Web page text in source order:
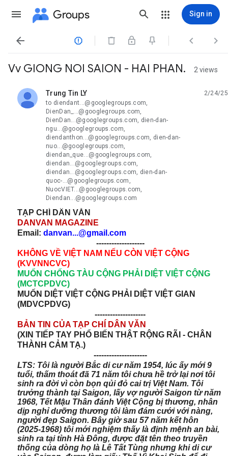
Groups Sign in
   
Vv GIONG NOI SAION - HAI PHAN. 2 views
Trung Tin LY
unread,
2/24/25
to diendant...@googlegroups.com,
DienDan_...@googlegroups.com,
DienDan...@googlegroups.com, dien-dan-
ngu...@googlegroups.com,
diendanthon...@googlegroups.com, dien-dan-
nuo...@googlegroups.com,
diendan_que...@googlegroups.com,
diendan...@googlegroups.com,
diendan...@googlegroups.com, dien-dan-
quoc-...@googlegroups.com,
NuocVIET...@googlegroups.com,
Diendan...@googlegroups.com
TẠP CHÍ DÂN VĂN
DANVAN MAGAZINE
Email: danvan...@gmail.com
-------------------
KHÔNG VỀ VIỆT NAM NẾU CÒN VIỆT CỘNG
(KVVNNCVC)
MUỐN CHỐNG TÀU CỘNG PHẢI DIỆT VIỆT CỘNG
(MCTCPDVC)
MUỐN DIỆT VIỆT CỘNG PHẢI DIỆT VIỆT GIAN
(MDVCPDVG)
--------------------
BẢN TIN CỦA TẠP CHÍ DÂN VĂN
(XIN TIẾP TAY PHỔ BIẾN THẬT RỘNG RÃI - CHÂN
THÀNH CẢM TẠ.)
---------------------
LTS: Tôi là người Bắc di cư năm 1954, lúc ấy mới 9
tuổi, thấm thoát đã 71 năm tôi chưa hề trở lại nơi tôi
sinh ra đời vì còn bọn qủi đỏ cai trị Việt Nam. Tôi
trưởng thành tại Saigon, lấy vợngười Saigon từ năm
1968, Tết Mậu Thân đánh Việt Cộng bị thương, nhân
dịp nghỉ dưỡng thương tôi làm đám cưới với nàng,
người đẹp Saigon. Bây giờ sau 57 năm kết hôn
(2025-1968) tôi mới nghiệm thấy là định mệnh an bài,
sinh ra tại tỉnh Hà Đông, được đặt tên theo truyền
thống của dòng họ là Lê Tất Tùng nhưng khi di cư